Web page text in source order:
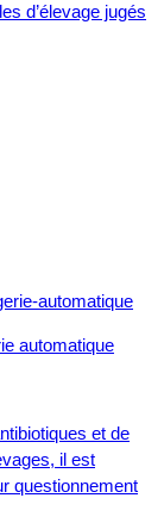
d’élevage jugés
automatique
et de
il est
questionnement